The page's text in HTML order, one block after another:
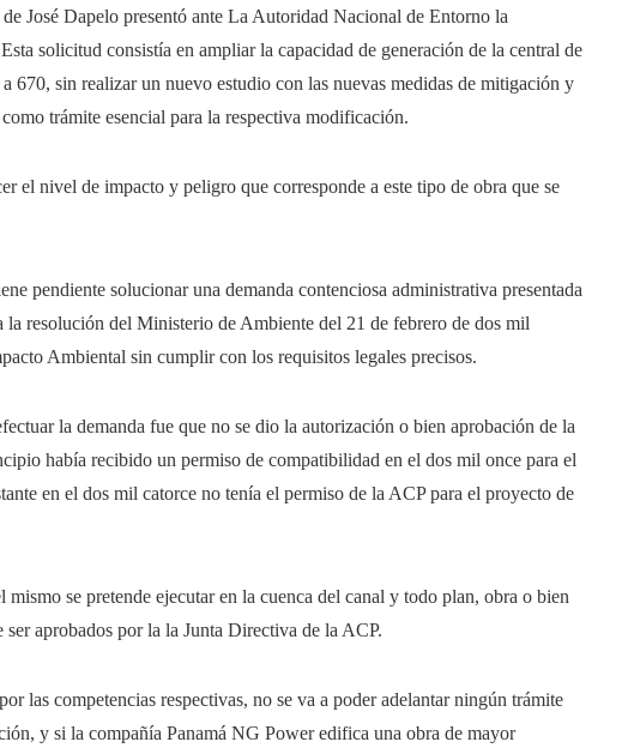
José Dapelo presentó ante La Autoridad Nacional de Entorno la
solicitud consistía en ampliar la capacidad de generación de la central de
670, sin realizar un nuevo estudio con las nuevas medidas de mitigación y
trámite esencial para la respectiva modificación.
el nivel de impacto y peligro que corresponde a este tipo de obra que se
pendiente solucionar una demanda contenciosa administrativa presentada
la resolución del Ministerio de Ambiente del 21 de febrero de dos mil
Ambiental sin cumplir con los requisitos legales precisos.
la demanda fue que no se dio la autorización o bien aprobación de la
había recibido un permiso de compatibilidad en el dos mil once para el
en el dos mil catorce no tenía el permiso de la ACP para el proyecto de
mismo se pretende ejecutar en la cuenca del canal y todo plan, obra o bien
aprobados por la la Junta Directiva de la ACP.
las competencias respectivas, no se va a poder adelantar ningún trámite
y si la compañía Panamá NG Power edifica una obra de mayor